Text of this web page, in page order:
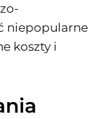
niepopularne
koszty i